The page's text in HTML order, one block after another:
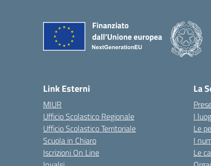
Link Esterni
MIUR
Ufficio Scolastico Regionale
Ufficio Scolastico Territoriale
Scuola in Chiaro
Iscrizioni On Line
La
I
Le
I
Le